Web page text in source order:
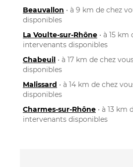
Beauvallon • à 9 km de chez
disponibles
La Voulte-sur-Rhône • à 15 km
intervenants disponibles
Chabeuil • à 17 km de chez
disponibles
Malissard • à 14 km de chez
disponibles
Charmes-sur-Rhône • à 13 km
intervenants disponibles